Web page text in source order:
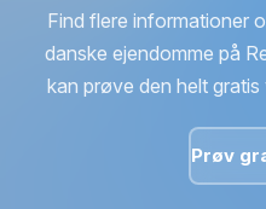
Find flere informationer
danske ejendomme på
kan prøve den helt
Prøv